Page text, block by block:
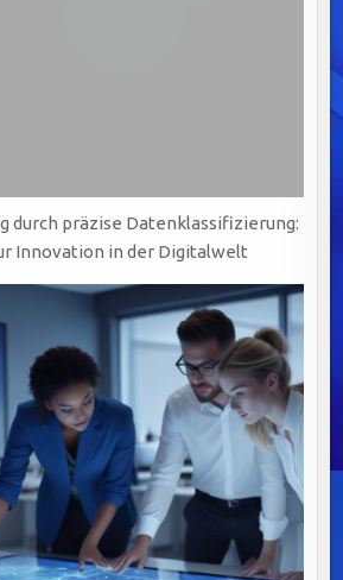
durch präzise Datenklassifizierung:
Innovation in der Digitalwelt